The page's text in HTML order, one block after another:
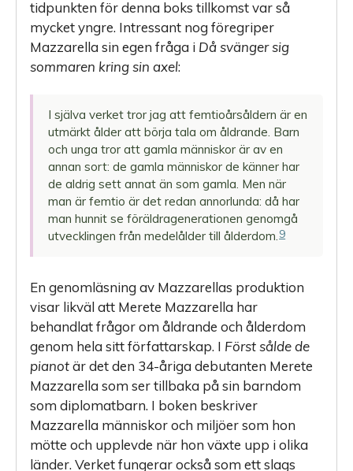
tidpunkten för denna boks tillkomst var så
mycket yngre. Intressant nog föregriper
Mazzarella sin egen fråga i Då svänger sig
sommaren kring sin axel:
I själva verket tror jag att femtioårsåldern är en
utmärkt ålder att börja tala om åldrande. Barn
och unga tror att gamla människor är av en
annan sort: de gamla människor de känner har
de aldrig sett annat än som gamla. Men när
man är femtio är det redan annorlunda: då har
man hunnit se föräldragenerationen genomgå
utvecklingen från medelålder till ålderdom.9
En genomläsning av Mazzarellas produktion
visar likväl att Merete Mazzarella har
behandlat frågor om åldrande och ålderdom
genom hela sitt författarskap. I Först sålde de
pianotär det den 34-åriga debutanten Merete
Mazzarella som ser tillbaka på sin barndom
som diplomatbarn. I boken beskriver
Mazzarella människor och miljöer som hon
mötte och upplevde när hon växte upp i olika
länder. Verket fungerar också som ett slags